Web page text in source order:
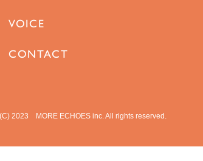
VOICE
CONTACT
2023 MORE ECHOES inc. All rights reserved.